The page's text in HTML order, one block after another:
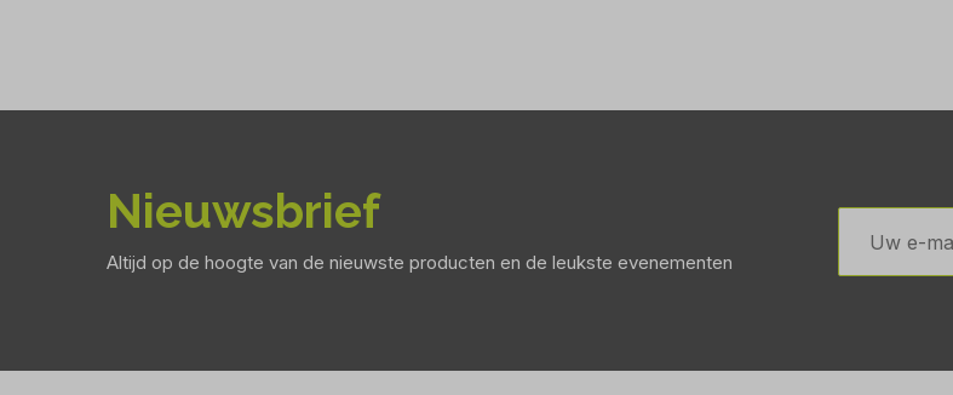
Nieuwsbrief
Altijd op de hoogte van de nieuwste producten en de leukste evenementen
E-
mailadres